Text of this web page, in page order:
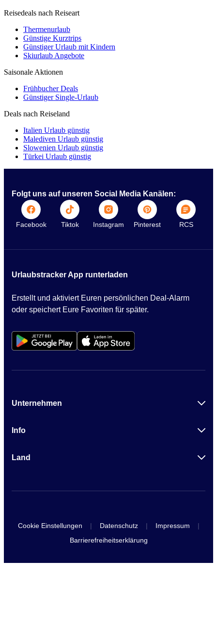
Reisedeals nach Reiseart
Thermenurlaub
Günstige Kurztrips
Günstiger Urlaub mit Kindern
Skiurlaub Angebote
Saisonale Aktionen
Frühbucher Deals
Günstiger Single-Urlaub
Deals nach Reiseland
Italien Urlaub günstig
Malediven Urlaub günstig
Slowenien Urlaub günstig
Türkei Urlaub günstig